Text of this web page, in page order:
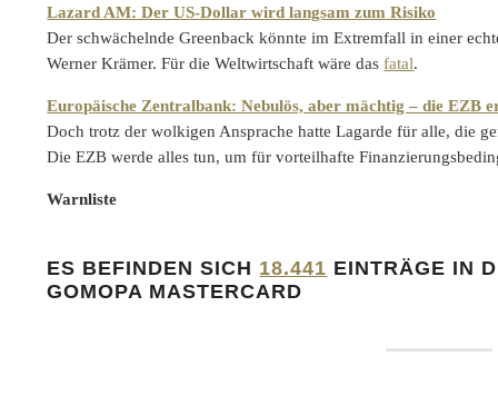
Lazard AM: Der US-Dollar wird langsam zum Risiko
Der schwächelnde Greenback könnte im Extremfall in einer
Werner Krämer. Für die Weltwirtschaft wäre dasfatal.
Europäische Zentralbank: Nebulös, aber mächtig – die EZB
Doch trotz der wolkigen Ansprache hatte Lagarde für alle, die
Die EZB werde alles tun, um für vorteilhafte
Warnliste
ES BEFINDEN SICH 18.441 EINTRÄGE IN
GOMOPA MASTERCARD